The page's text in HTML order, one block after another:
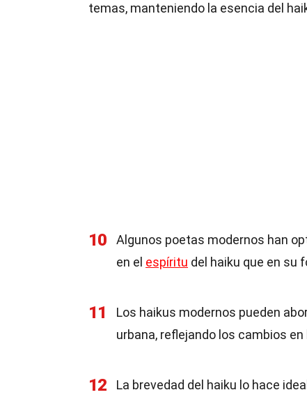
temas, manteniendo la esencia del
10
Algunos poetas modernos han
en el espíritu del haiku que en su
11 Los haikus modernos pueden
urbana, reflejando los cambios en
12 La brevedad del haiku lo hace